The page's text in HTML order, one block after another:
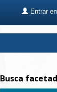
Entrar
Busca